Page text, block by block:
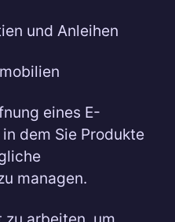
und Anleihen
eines E-
dem Sie Produkte
managen.